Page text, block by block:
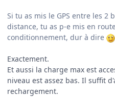
Si tu as mis le GPS entre les 2
distance, tu as p-e mis en
conditionnement, dur à dire
Exactement.
Et aussi la charge max est
niveau est assez bas. Il suffit
rechargement.